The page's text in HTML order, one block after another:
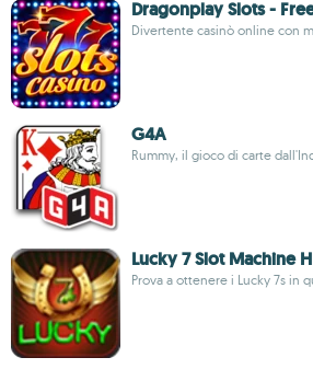
Dragonplay Slots -
Divertente casinò online con
G4A
Rummy, il gioco di carte
Lucky 7 Slot Machine
Prova a ottenere i Lucky 7s in